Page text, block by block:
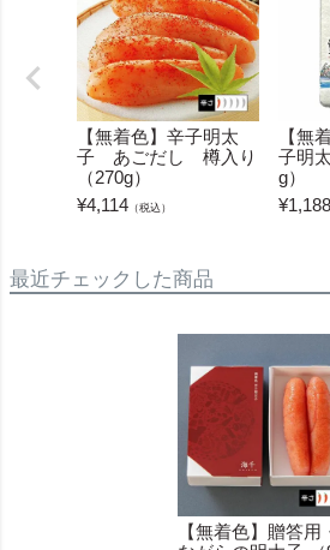
【無着色】辛子明太
子 あごだし 樽入り
（270g）
¥4,114 （税込）
【無
子明
g）
¥1,188
最近チェックした商品
【無着色】贈答用